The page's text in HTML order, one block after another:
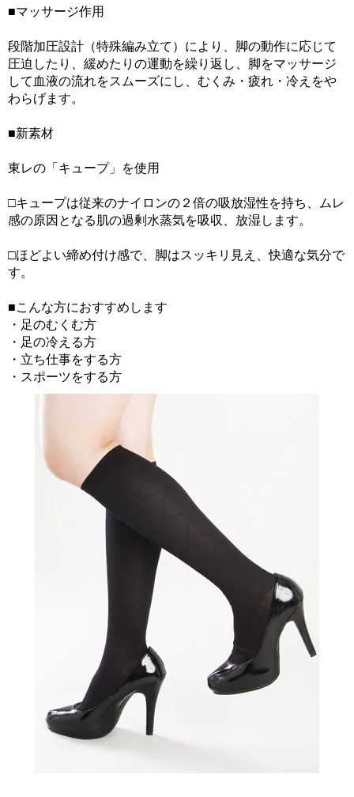
■マッサージ作用
段階加圧設計（特殊編み立て）により、脚の動作に応じて
圧迫したり、緩めたりの運動を繰り返し、脚をマッサージ
して血液の流れをスムーズにし、むくみ・疲れ・冷えをや
わらげます。
■新素材
東レの「キュープ」を使用
□キュープは従来のナイロンの２倍の吸放湿性を持ち、ムレ
感の原因となる肌の過剰水蒸気を吸収、放湿します。
□ほどよい締め付け感で、脚はスッキリ見え、快適な気分で
す。
■こんな方におすすめします
・足のむくむ方
・足の冷える方
・立ち仕事をする方
・スポーツをする方